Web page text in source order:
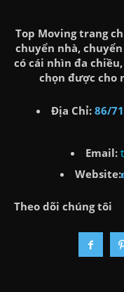
Top Moving trang
chuyển nhà,
có cái nhìn đa
chọn được cho
Địa Chỉ: 86/
Email:
Website:
Theo dõi chúng tôi